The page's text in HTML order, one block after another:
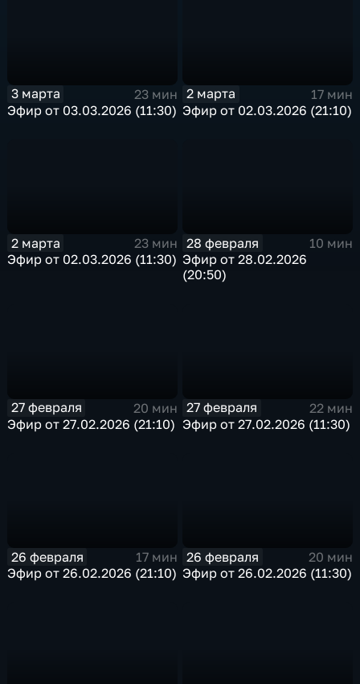
3 марта
23 мин
Эфир от 03.03.2026 (11:30)
2 марта
17 мин
Эфир от 02.03.2026 (21:10)
2 марта
23 мин
Эфир от 02.03.2026 (11:30)
28 февраля
10 мин
Эфир от 28.02.2026
(20:50)
27 февраля
20 мин
Эфир от 27.02.2026 (21:10)
27 февраля
22 мин
Эфир от 27.02.2026 (11:30)
26 февраля
17 мин
Эфир от 26.02.2026 (21:10)
26 февраля
20 мин
Эфир от 26.02.2026 (11:30)